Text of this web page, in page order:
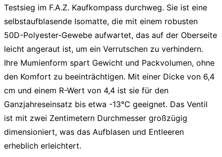
Testsieg im F.A.Z. Kaufkompass durchweg. Sie ist eine
selbstaufblasende Isomatte, die mit einem robusten
50D-Polyester-Gewebe aufwartet, das auf der Oberseite
leicht angeraut ist, um ein Verrutschen zu verhindern.
Ihre Mumienform spart Gewicht und Packvolumen, ohne
den Komfort zu beeinträchtigen. Mit einer Dicke von 6,4
cm und einem R-Wert von 4,4 ist sie für den
Ganzjahreseinsatz bis etwa -13°C geeignet. Das Ventil
ist mit zwei Zentimetern Durchmesser großzügig
dimensioniert, was das Aufblasen und Entleeren
erheblich erleichtert.